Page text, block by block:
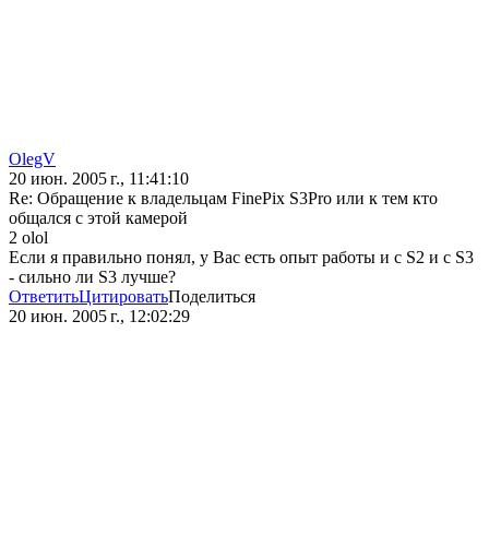
OlegV
20 июн. 2005 г., 11:41:10
Re: Обращение к владельцам FinePix S3Pro или к тем кто
общался с этой камерой
2 olol
Если я правильно понял, у Вас есть опыт работы и с S2 и с S3
- сильно ли S3 лучше?
ОтветитьЦитироватьПоделиться
20 июн. 2005 г., 12:02:29